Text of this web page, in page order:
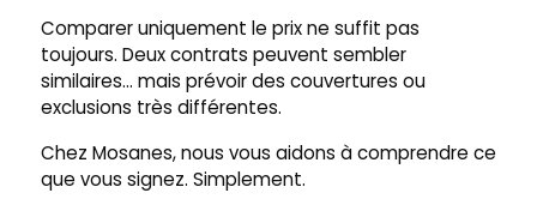
Comparer uniquement le prix ne suffit pas
toujours. Deux contrats peuvent sembler
similaires… mais prévoir des couvertures ou
exclusions très différentes.
Chez Mosanes, nous vous aidons à comprendre ce
que vous signez. Simplement.